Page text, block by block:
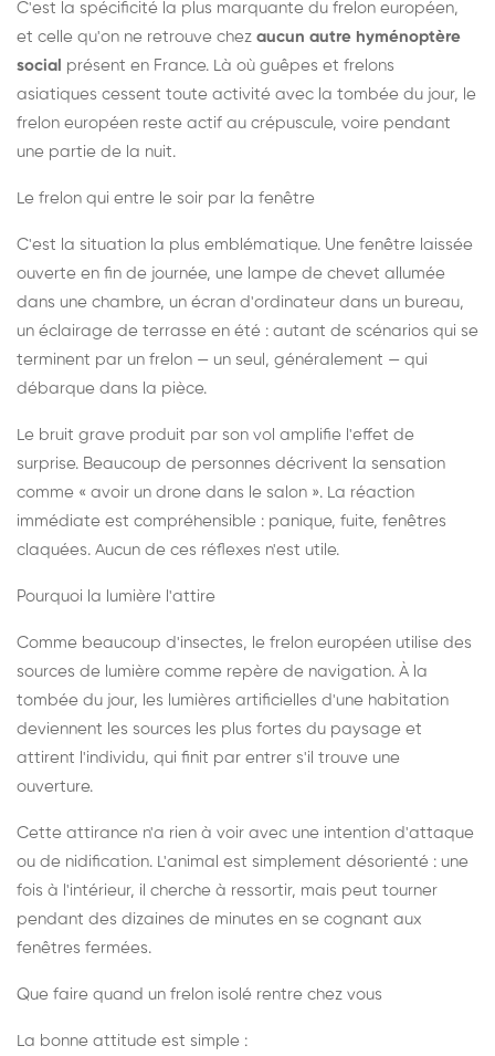
C'est la spécificité la plus marquante du frelon européen,
et celle qu'on ne retrouve chez aucun autre hyménoptère
social présent en France. Là où guêpes et frelons
asiatiques cessent toute activité avec la tombée du jour, le
frelon européen reste actif au crépuscule, voire pendant
une partie de la nuit.
Le frelon qui entre le soir par la fenêtre
C'est la situation la plus emblématique. Une fenêtre laissée
ouverte en fin de journée, une lampe de chevet allumée
dans une chambre, un écran d'ordinateur dans un bureau,
un éclairage de terrasse en été : autant de scénarios qui se
terminent par un frelon — un seul, généralement — qui
débarque dans la pièce.
Le bruit grave produit par son vol amplifie l'effet de
surprise. Beaucoup de personnes décrivent la sensation
comme « avoir un drone dans le salon ». La réaction
immédiate est compréhensible : panique, fuite, fenêtres
claquées. Aucun de ces réflexes n'est utile.
Pourquoi la lumière l'attire
Comme beaucoup d'insectes, le frelon européen utilise des
sources de lumière comme repère de navigation. À la
tombée du jour, les lumières artificielles d'une habitation
deviennent les sources les plus fortes du paysage et
attirent l'individu, qui finit par entrer s'il trouve une
ouverture.
Cette attirance n'a rien à voir avec une intention d'attaque
ou de nidification. L'animal est simplement désorienté : une
fois à l'intérieur, il cherche à ressortir, mais peut tourner
pendant des dizaines de minutes en se cognant aux
fenêtres fermées.
Que faire quand un frelon isolé rentre chez vous
La bonne attitude est simple :